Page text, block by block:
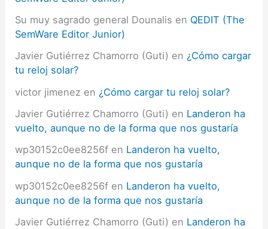
Su muy sagrado general Dounalis en QEDIT (The
SemWare Editor Junior)
Javier Gutiérrez Chamorro (Guti) en ¿Cómo cargar
tu reloj solar?
victor jimenez en ¿Cómo cargar tu reloj solar?
Javier Gutiérrez Chamorro (Guti) en Landeron ha
vuelto, aunque no de la forma que nos gustaría
wp30152c0ee8256f en Landeron ha vuelto,
aunque no de la forma que nos gustaría
wp30152c0ee8256f en Landeron ha vuelto,
aunque no de la forma que nos gustaría
Javier Gutiérrez Chamorro (Guti) en Landeron ha